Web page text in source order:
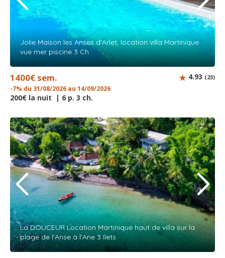
Jolie Maison les Anses d'Arlet, location villa Martinique
vue mer piscine 3 Ch
1400€ sem.
-7% du 31/08/2026 au 14/09/2026
200€ la nuit | 6 p. 3 ch.
4.93 (23)
La DOUCEUR Location Martinique haut de villa sur la
plage de l'Anse à l'Ane 3 Ilets